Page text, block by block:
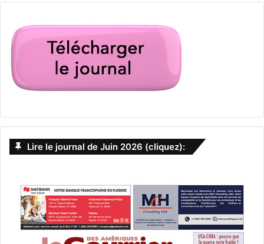
Lire le journal de Juin 2026 (cliquez):